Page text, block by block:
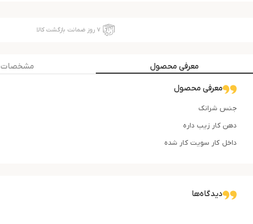
۷ روز ضمانت بازگشت کالا
معرفی محصول مشخصات
معرفی محصول
جنس شرانک
دهن کار زیب داره
داخل کار سویت کار شده
دیدگاه‌ها